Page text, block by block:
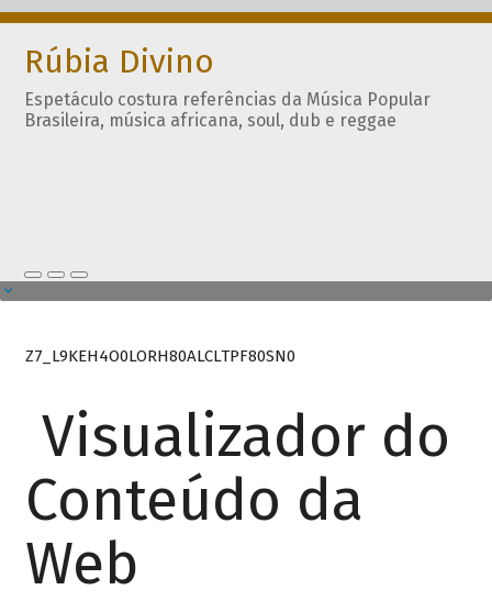
Rúbia Divino
Espetáculo costura referências da Música Popular
Brasileira, música africana, soul, dub e reggae
Z7_L9KEH4O0LORH80ALCLTPF80SN0
Visualizador do
Conteúdo da
Web